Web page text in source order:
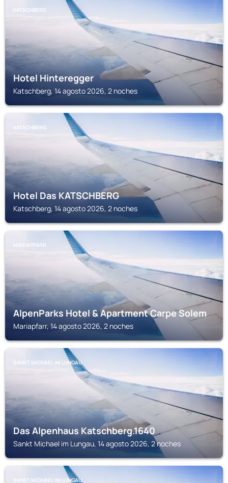
KATSCHBERG
Hotel Hinteregger
Katschberg, 14 agosto 2026, 2 noches
KATSCHBERG
Hotel Das KATSCHBERG
Katschberg, 14 agosto 2026, 2 noches
MARIAPFARR
AlpenParks Hotel & Apartment Carpe Solem
Mariapfarr, 14 agosto 2026, 2 noches
SANKT MICHAEL IM LUNGAU
Das Alpenhaus Katschberg.1640
Sankt Michael im Lungau, 14 agosto 2026, 2 noches
SANKT MICHAEL IM LUNGAU